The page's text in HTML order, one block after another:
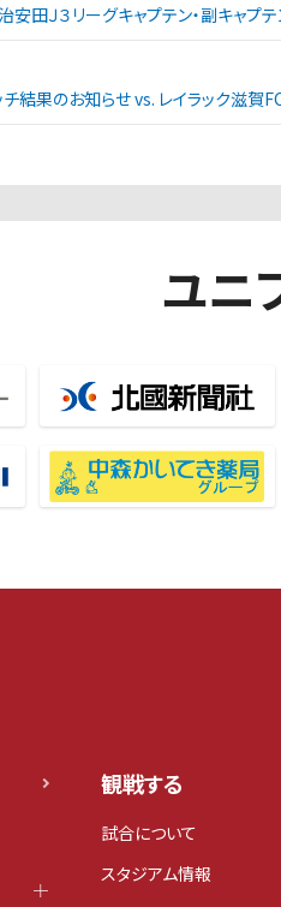
安田Ｊ３リーグキャプテン・副キャプ
チ結果のお知らせ vs. レイラック滋賀
ユニ
観戦する
試合について
スタジアム情報